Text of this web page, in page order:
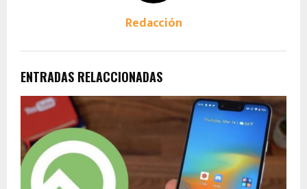
Redacción
ENTRADAS RELACCIONADAS